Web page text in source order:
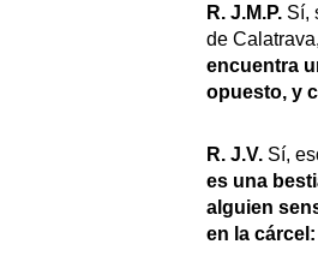
R. J.M.P. Sí,
de Calatrava,
encuentra
opuesto, y
R. J.V. Sí,
es una
alguien
en la